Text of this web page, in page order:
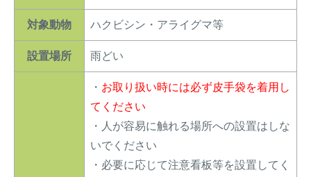
対象動物 ハクビシン・アライグマ等
設置場所 雨どい
・ お取り扱い時には必ず皮手袋を着用し
てください
・人が容易に触れる場所への設置はしな
いでください
・必要に応じて注意看板等を設置してく